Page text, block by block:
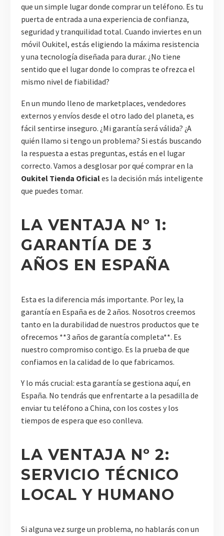
que un simple lugar donde comprar un teléfono. Es tu
puerta de entrada a una experiencia de confianza,
seguridad y tranquilidad total. Cuando inviertes en un
móvil Oukitel, estás eligiendo la máxima resistencia
y una tecnología diseñada para durar. ¿No tiene
sentido que el lugar donde lo compras te ofrezca el
mismo nivel de fiabilidad?
En un mundo lleno de marketplaces, vendedores
externos y envíos desde el otro lado del planeta, es
fácil sentirse inseguro. ¿Mi garantía será válida? ¿A
quién llamo si tengo un problema? Si estás buscando
la respuesta a estas preguntas, estás en el lugar
correcto. Vamos a desglosar por qué comprar en la
Oukitel Tienda Oficiales la decisión más inteligente
que puedes tomar.
LA VENTAJA Nº 1:
GARANTÍA DE 3
AÑOS EN ESPAÑA
Esta es la diferencia más importante. Por ley, la
garantía en España es de 2 años. Nosotros creemos
tanto en la durabilidad de nuestros productos que te
ofrecemos **3 años de garantía completa**. Es
nuestro compromiso contigo. Es la prueba de que
confiamos en la calidad de lo que fabricamos.
Y lo más crucial: esta garantía se gestiona aquí, en
España. No tendrás que enfrentarte a la pesadilla de
enviar tu teléfono a China, con los costes y los
tiempos de espera que eso conlleva.
LA VENTAJA Nº 2:
SERVICIO TÉCNICO
LOCAL Y HUMANO
Si alguna vez surge un problema, no hablarás con un